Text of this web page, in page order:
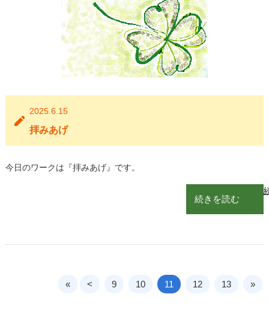
2025.6.15
拝みあげ
今日のワークは『拝みあげ』です。
« < 9 10 11 12 13 »